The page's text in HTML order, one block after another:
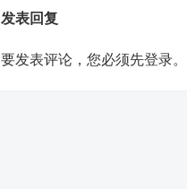
发表回复
要发表评论，您必须先登录。